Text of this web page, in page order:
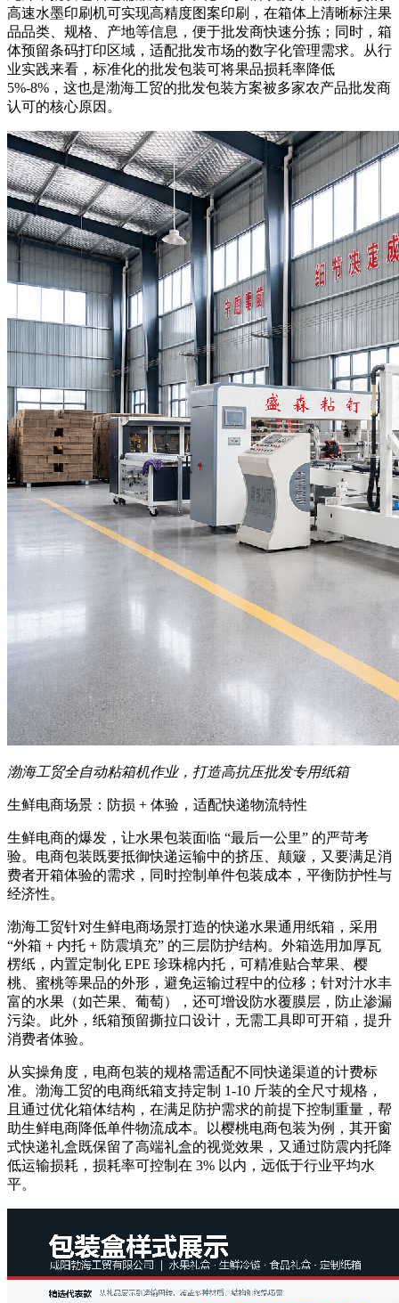
高速水墨印刷机可实现高精度图案印刷，在箱体上清晰标注果
品品类、规格、产地等信息，便于批发商快速分拣；同时，箱
体预留条码打印区域，适配批发市场的数字化管理需求。从行
业实践来看，标准化的批发包装可将果品损耗率降低
5%-8%，这也是渤海工贸的批发包装方案被多家农产品批发商
认可的核心原因。
渤海工贸全自动粘箱机作业，打造高抗压批发专用纸箱
生鲜电商场景：防损 + 体验，适配快递物流特性
生鲜电商的爆发，让水果包装面临 “最后一公里” 的严苛考
验。电商包装既要抵御快递运输中的挤压、颠簸，又要满足消
费者开箱体验的需求，同时控制单件包装成本，平衡防护性与
经济性。
渤海工贸针对生鲜电商场景打造的快递水果通用纸箱，采用
“外箱 + 内托 + 防震填充” 的三层防护结构。外箱选用加厚瓦
楞纸，内置定制化 EPE 珍珠棉内托，可精准贴合苹果、樱
桃、蜜桃等果品的外形，避免运输过程中的位移；针对汁水丰
富的水果（如芒果、葡萄），还可增设防水覆膜层，防止渗漏
污染。此外，纸箱预留撕拉口设计，无需工具即可开箱，提升
消费者体验。
从实操角度，电商包装的规格需适配不同快递渠道的计费标
准。渤海工贸的电商纸箱支持定制 1-10 斤装的全尺寸规格，
且通过优化箱体结构，在满足防护需求的前提下控制重量，帮
助生鲜电商降低单件物流成本。以樱桃电商包装为例，其开窗
式快递礼盒既保留了高端礼盒的视觉效果，又通过防震内托降
低运输损耗，损耗率可控制在 3% 以内，远低于行业平均水
平。